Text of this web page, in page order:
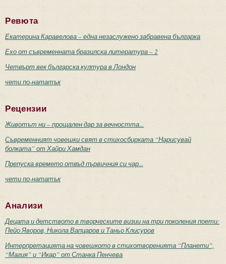
Ревюта
Екатерина Каравелова – една незаслужено забравена българка
Ехо от съвременната бразилска литература – 2
Четвърт век българска култура в Лондон
чети по-нататък
Рецензии
Животът ни – прощален дар за вечността...
Съвременният човешки свят в стихосбирката “Нарисувай
болката” от Хайри Хамдан
Препуска времето отвъд първичния си чар...
чети по-нататък
Анализи
Децата и детството в творческите визии на три поколения поети:
Пейо Яворов, Никола Вапцаров и Таньо Клисуров
Интерпретацията на човешкото в стихотворенията “Планети”,
“Магия” и “Икар” от Станка Пенчева